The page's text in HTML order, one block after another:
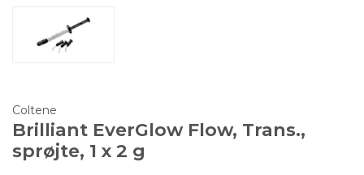
Coltene
Brilliant EverGlow Flow, Trans.,
sprøjte, 1 x 2 g